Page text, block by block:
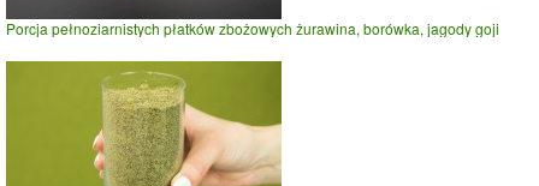
Porcja pełnoziarnistych płatków zbożowych żurawina, borówka, jagody goji